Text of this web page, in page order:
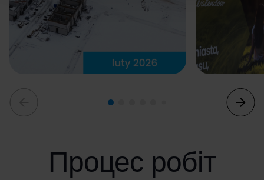
Процес робіт